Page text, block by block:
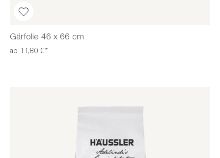
Gärfolie 46 x 66 cm
ab 11,80 €*